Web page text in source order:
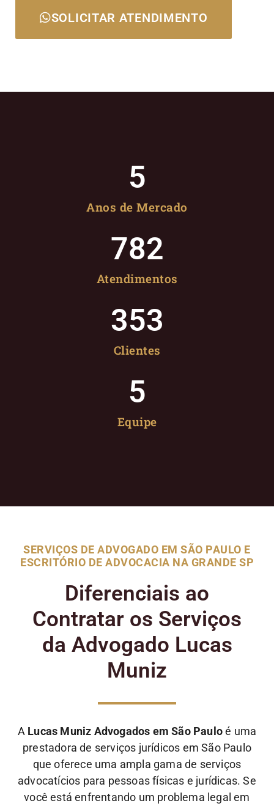
SOLICITAR ATENDIMENTO
Anos de Mercado
5
Atendimentos
782
Clientes
353
Equipe
5
SERVIÇOS DE ADVOGADO EM SÃO PAULO E
ESCRITÓRIO DE ADVOCACIA NA GRANDE SP
Diferenciais ao
Contratar os Serviços
da Advogado Lucas
Muniz
A Lucas Muniz Advogados em São Pauloé uma
prestadora de serviços jurídicos em São Paulo
que oferece uma ampla gama de serviços
advocatícios para pessoas físicas e jurídicas. Se
você está enfrentando um problema legal em